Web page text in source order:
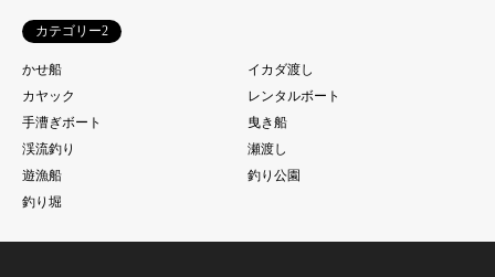
カテゴリー2
かせ船
イカダ渡し
カヤック
レンタルボート
手漕ぎボート
曳き船
渓流釣り
瀬渡し
遊漁船
釣り公園
釣り堀